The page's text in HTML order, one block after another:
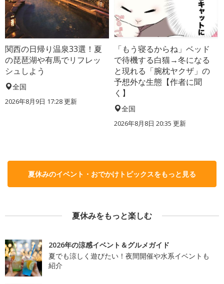
関西の日帰り温泉33選！夏
の琵琶湖や有馬でリフレッ
シュしよう
全国
2026年8月9日 17:28更新
「もう寝るからね」ベッド
で待機する白猫→冬になる
と現れる「腕枕ヤクザ」の
予想外な生態【作者に聞
く】
全国
2026年8月8日 20:35 更新
夏休みのイベント・おでかけトピックスをもっと見る
夏休みをもっと楽しむ
2026年の涼感イベント＆グルメガイド
夏でも涼しく遊びたい！夜間開催や水系イベントも
紹介